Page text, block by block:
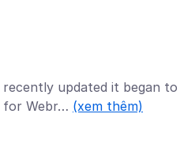
updated it began
for Webr… (xem thêm)